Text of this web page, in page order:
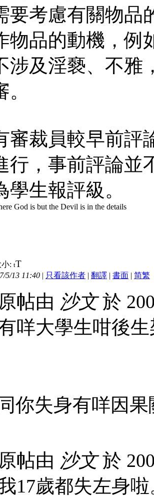
要考慮有關物品
物品的動機，例
涉及淫褻、不雅
審裁員較早前評
行，事前評論並
學生報評級。
God is but the Devil is in the details
: tT
5/13 11:40 | 只看該作者 | 翻譯 | 書面 | 简繁
原帖由 沙文於
咩大學生咁後
你失身有咩因果
原帖由 沙文於
17歲都失左身啦